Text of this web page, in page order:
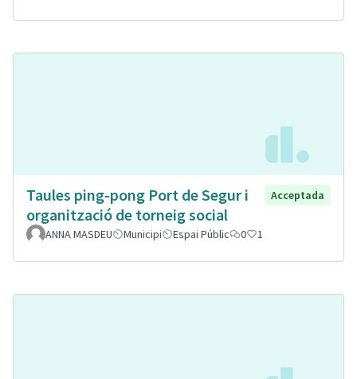
Taules ping-pong Port de Segur i
organització de torneig social
Acceptada
ANNA MASDEU Municipi Espai Públic 0 1